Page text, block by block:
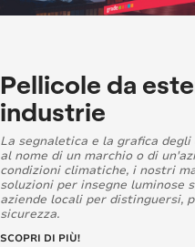
Pellicole da
industrie
La segnaletica e la grafica
al nome di un marchio o di
condizioni climatiche, i nostri
soluzioni per insegne luminose
aziende locali per distinguersi,
sicurezza.
SCOPRI DI PIÙ!